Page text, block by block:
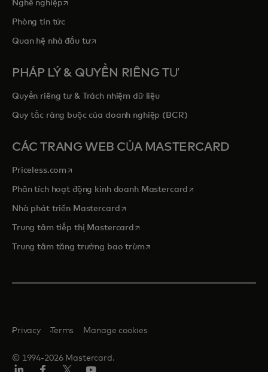
Nghề nghiệpopens in a new tab
Phòng tin tức
Quan hệ nhà đầu tưopens in a new tab
PHÁP LÝ & QUYỀN RIÊNG TƯ
Quyền riêng tư & Trách nhiệm dữ liệu
Quy tắc ràng buộc của doanh nghiệp (BCR)
CÁC TRANG WEB CỦA MASTERCARD
Priceless.com opens in a new tab
Phân tích hoạt động kinh doanh Mastercard opens in a new tab
Nhà phát triển Mastercardopens in a new tab
Trung tâm tiếp thị Mastercardopens in a new tab
Trung tâm tăng trưởng bao trùmopens in a new tab
© 1994-2026 Mastercard.
Privacy Terms Manage cookies